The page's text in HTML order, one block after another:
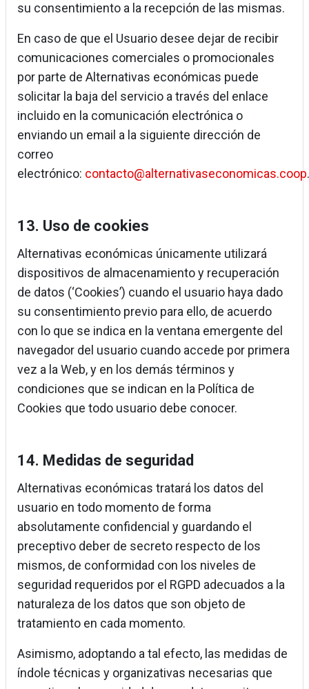
su consentimiento a la recepción de las mismas.
En caso de que el Usuario desee dejar de recibir
comunicaciones comerciales o promocionales
por parte de Alternativas económicas puede
solicitar la baja del servicio a través del enlace
incluido en la comunicación electrónica o
enviando un email a la siguiente dirección de
correo
electrónico: contacto@alternativaseconomicas.coop.
13. Uso de cookies
Alternativas económicas únicamente utilizará
dispositivos de almacenamiento y recuperación
de datos (‘Cookies’) cuando el usuario haya dado
su consentimiento previo para ello, de acuerdo
con lo que se indica en la ventana emergente del
navegador del usuario cuando accede por primera
vez a la Web, y en los demás términos y
condiciones que se indican en la Política de
Cookies que todo usuario debe conocer.
14. Medidas de seguridad
Alternativas económicas tratará los datos del
usuario en todo momento de forma
absolutamente confidencial y guardando el
preceptivo deber de secreto respecto de los
mismos, de conformidad con los niveles de
seguridad requeridos por el RGPD adecuados a la
naturaleza de los datos que son objeto de
tratamiento en cada momento.
Asimismo, adoptando a tal efecto, las medidas de
índole técnicas y organizativas necesarias que